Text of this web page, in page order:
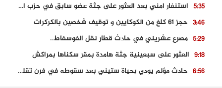
5:35
استنفار امني بعد العثور على جثة عضو سابق في حزب المصباح بالقنيطرة..
3:46 حجز 61 كلغ من الكوكايين و توقيف شخصين بالكركرات
5:29 مصرع عشريني في حادث قطار نقل الفوسفاط..
9:18 العثور على سبعينية جثة هامدة بمقر سكناها بمراكش
6:56
حادث مؤلم يودي بحياة ستيني بعد سقوطه في فرن تقليدي “للجير”